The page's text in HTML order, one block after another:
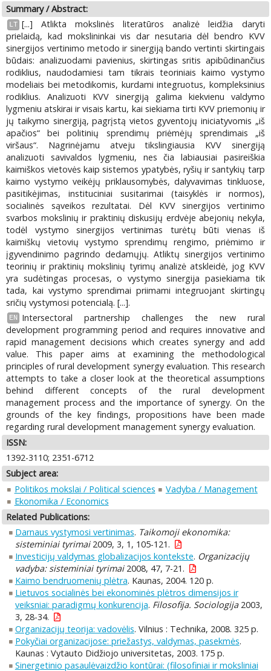
Summary / Abstract:
LT [...] Atlikta mokslinės literatūros analizė leidžia daryti
prielaidą, kad mokslininkai vis dar nesutaria dėl bendro KVV
sinergijos vertinimo metodo ir sinergiją bando vertinti skirtingais
būdais: analizuodami pavienius, skirtingas sritis apibūdinančius
rodiklius, naudodamiesi tam tikrais teoriniais kaimo vystymo
modeliais bei metodikomis, kurdami integruotus, kompleksinius
rodiklius. Analizuoti KVV sinergiją galima kiekvienu valdymo
lygmeniu atskirai ir visais kartu, kai siekiama tirti KVV priemonių ir
jų taikymo sinergiją, pagrįstą vietos gyventojų iniciatyvomis „iš
apačios“ bei politinių sprendimų priėmėjų sprendimais „iš
viršaus“. Nagrinėjamu atveju tikslingiausia KVV sinergiją
analizuoti savivaldos lygmeniu, nes čia labiausiai pasireiškia
kaimiškos vietovės kaip sistemos ypatybės, ryšių ir santykių tarp
kaimo vystymo veikėjų priklausomybės, dalyvavimas tinkluose,
pasitikėjimas, instituciniai susitarimai (taisyklės ir normos),
socialinės sąveikos rezultatai. Dėl KVV sinergijos vertinimo
svarbos mokslinių ir praktinių diskusijų erdvėje abejonių nekyla,
todėl vystymo sinergijos vertinimas turėtų būti vienas iš
kaimiškų vietovių vystymo sprendimų rengimo, priėmimo ir
įgyvendinimo pagrindo dedamųjų. Atliktų sinergijos vertinimo
teorinių ir praktinių mokslinių tyrimų analizė atskleidė, jog KVV
yra sudėtingas procesas, o vystymo sinergija pasiekiama tik
tada, kai vystymo sprendimai priimami integruojant skirtingų
sričių vystymosi potencialą. [...].
EN
Intersectoral partnership challenges the new rural
development programming period and requires innovative and
rapid management decisions which creates synergy and add
value. This paper aims at examining the methodological
principles of rural development synergy evaluation. This research
attempts to take a closer look at the theoretical assumptions
behind different concepts of the rural development
management process and the importance of synergy. On the
grounds of the key findings, propositions have been made
regarding rural development management synergy evaluation.
ISSN:
1392-3110; 2351-6712
Subject area:
Politikos mokslai / Political sciences
Vadyba / Management
Ekonomika / Economics
Related Publications:
Darnaus vystymosi vertinimas. Taikomoji ekonomika:
sisteminiai tyrimai2009, 3, 1, 105-121.
Investicijų valdymas globalizacijos kontekste. Organizacijų
vadyba: sisteminiai tyrimai2008, 47, 7-21.
Kaimo bendruomenių plėtra. Kaunas, 2004. 120 p.
Lietuvos socialinės bei ekonominės plėtros dimensijos ir
veiksniai: paradigmų konkurencija. Filosofija. Sociologija2003,
3, 28-34.
Organizacijų teorija: vadovėlis. Vilnius : Technika, 2008. 325 p.
Pokyčiai organizacijose: priežastys, valdymas, pasekmės.
Kaunas : Vytauto Didžiojo universitetas, 2003. 175 p.
Sinergetinio pasaulėvaizdžio kontūrai: (filosofiniai ir moksliniai